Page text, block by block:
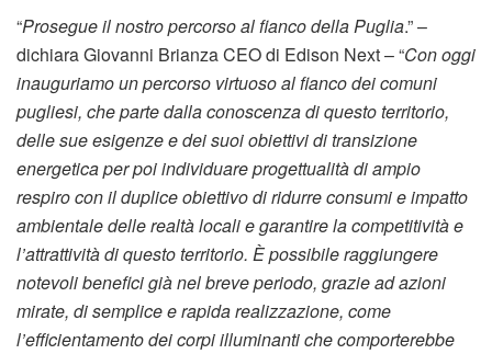
“Prosegue il nostro percorso al fianco della Puglia.” –
dichiara Giovanni Brianza CEO di Edison Next – “Con oggi
inauguriamo un percorso virtuoso al fianco dei comuni
pugliesi, che parte dalla conoscenza di questo territorio,
delle sue esigenze e dei suoi obiettivi di transizione
energetica per poi individuare progettualità di ampio
respiro con il duplice obiettivo di ridurre consumi e impatto
ambientale delle realtà locali e garantire la competitività e
l’attrattività di questo territorio. È possibile raggiungere
notevoli benefici già nel breve periodo, grazie ad azioni
mirate, di semplice e rapida realizzazione, come
l’efficientamento dei corpi illuminanti che comporterebbe